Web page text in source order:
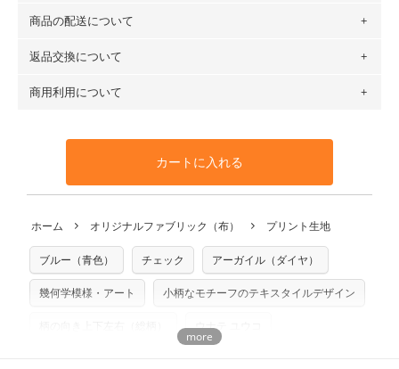
場合 → 購入数量「7」
※カットを希望の方は備考欄に「50cmずつカット希望」など
ご記載ください（50cm単位でのカットのみ）
プリント布の仕様についてもっと詳しく見る
・現在、すべてのデザインのプリントに使用している生地は
ットン（ダブルガーゼ）・100％コットン（ローン）・コッ
トンリネン（ビエラ織）・100％コットン（ツイル）・
100％コットン（キャンバス・11号帆布）です。
生地見本サンプル（無料）を購入する
商品の配送について
・ネコポスでの配送は、布は2mまで型紙は2個までとなりま
も送料の表示が600円となり宅急便での配送となります。
となります。
※万が一、検品時に不備が見つかった場合は、4～5営業日後
の発送となる場合がございます。
※土日祝は営業日に含まれません。
※配送日のご指定は承れません。出来上がり次第、順次発送
いたします。
返品交換について
・布はご注文後に注文数量のみをプリントするため、
購入後
や用尺をお間違えのないようお願いします。思っていた色味
と違う、などの理由での返品は承れません。予めご了承くだ
商用利用について
す。ハンドメイドサイトなどでの販売用アイテムの製作にご
利用いただけます。「nunocoto fabric使用」といった記載
も不要です。（製品化した際に起こる全ての問題、クレーム
いませんのでご了承ください）
※有料型紙（ホームソーイング型紙シリーズ）および柄がえ
らべるキットに付属された型紙は商用利用できませんのでご
注意ください。型紙自体の転用・販売および型紙を使用して
商用利用についての詳細はこちら
カートに入れる
ホーム オリジナルファブリック（布） プリント生地
ブルー（青色） チェック アーガイル（ダイヤ）
幾何学模様・アート 小柄なモチーフのテキスタイルデザイン
ウナテ ユウコ